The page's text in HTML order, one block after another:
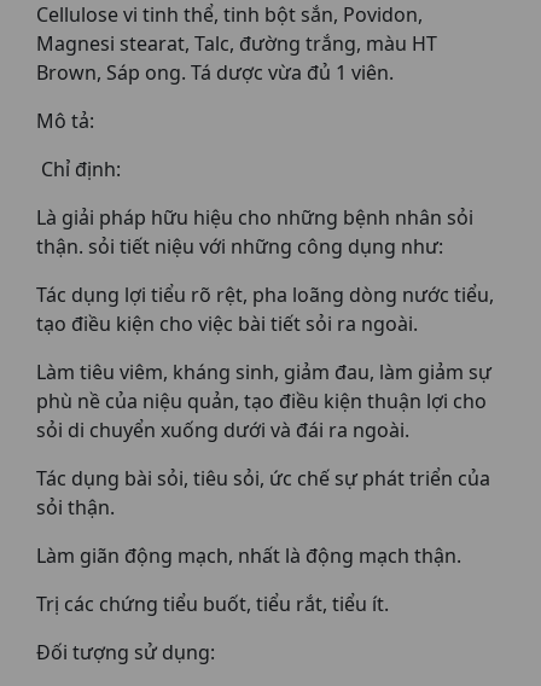
Cellulose vi tinh thể, tinh bột sắn, Povidon,
Magnesi stearat, Talc, đường trắng, màu HT
Brown, Sáp ong. Tá dược vừa đủ 1 viên.
Mô tả:
Chỉ định:
Là giải pháp hữu hiệu cho những bệnh nhân sỏi
thận. sỏi tiết niệu với những công dụng như:
Tác dụng lợi tiểu rõ rệt, pha loãng dòng nước tiểu,
tạo điều kiện cho việc bài tiết sỏi ra ngoài.
Làm tiêu viêm, kháng sinh, giảm đau, làm giảm sự
phù nề của niệu quản, tạo điều kiện thuận lợi cho
sỏi di chuyển xuống dưới và đái ra ngoài.
Tác dụng bài sỏi, tiêu sỏi, ức chế sự phát triển của
sỏi thận.
Làm giãn động mạch, nhất là động mạch thận.
Trị các chứng tiểu buốt, tiểu rắt, tiểu ít.
Đối tượng sử dụng: